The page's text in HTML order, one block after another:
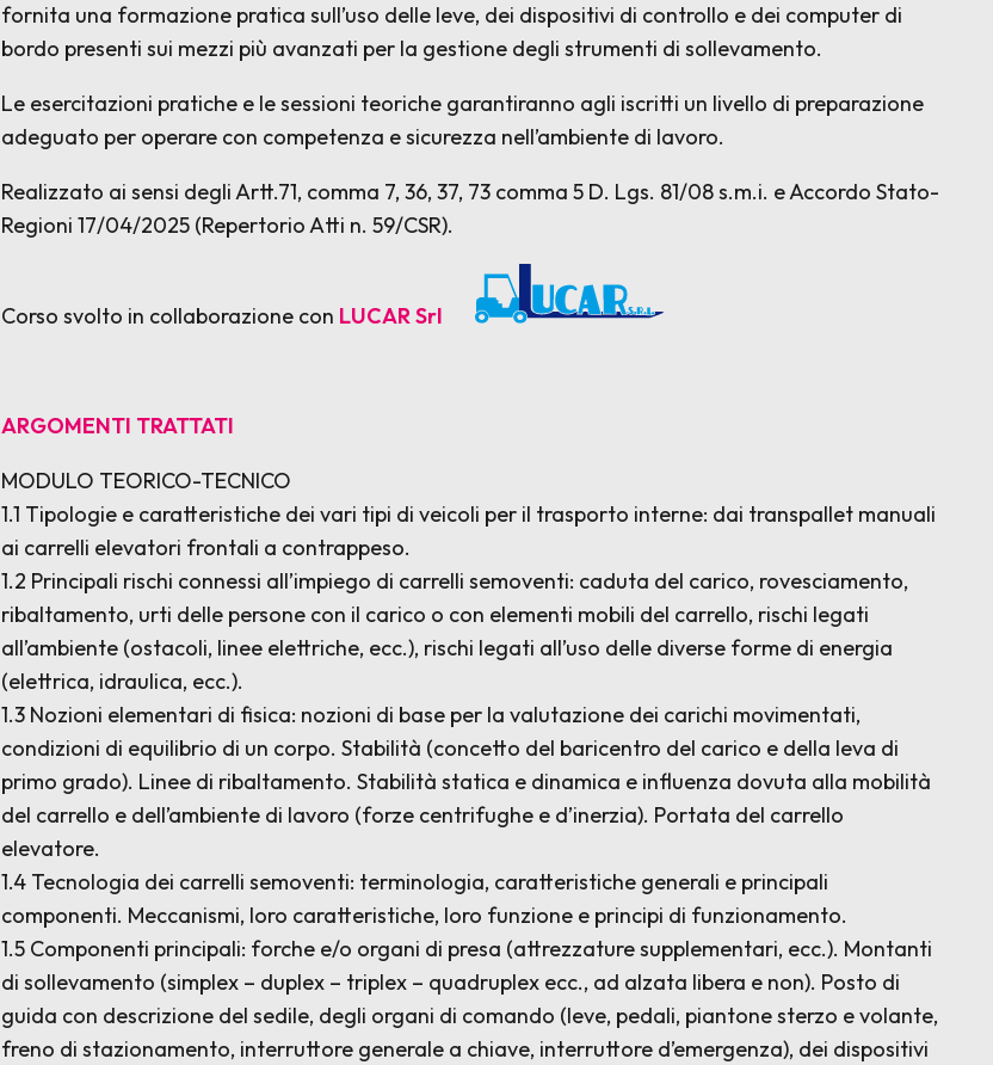
fornita una formazione pratica sull’uso delle leve, dei dispositivi di controllo e dei computer di
bordo presenti sui mezzi più avanzati per la gestione degli strumenti di sollevamento.
Le esercitazioni pratiche e le sessioni teoriche garantiranno agli iscritti un livello di preparazione
adeguato per operare con competenza e sicurezza nell’ambiente di lavoro.
Realizzato ai sensi degli Artt.71, comma 7, 36, 37, 73 comma 5 D. Lgs. 81/08 s.m.i. e Accordo Stato-
Regioni 17/04/2025 (Repertorio Atti n. 59/CSR).
Corso svolto in collaborazione con LUCAR Srl
ARGOMENTI TRATTATI
MODULO TEORICO-TECNICO
1.1 Tipologie e caratteristiche dei vari tipi di veicoli per il trasporto interne: dai transpallet manuali
ai carrelli elevatori frontali a contrappeso.
1.2 Principali rischi connessi all’impiego di carrelli semoventi: caduta del carico, rovesciamento,
ribaltamento, urti delle persone con il carico o con elementi mobili del carrello, rischi legati
all’ambiente (ostacoli, linee elettriche, ecc.), rischi legati all’uso delle diverse forme di energia
(elettrica, idraulica, ecc.).
1.3 Nozioni elementari di fisica: nozioni di base per la valutazione dei carichi movimentati,
condizioni di equilibrio di un corpo. Stabilità (concetto del baricentro del carico e della leva di
primo grado). Linee di ribaltamento. Stabilità statica e dinamica e influenza dovuta alla mobilità
del carrello e dell’ambiente di lavoro (forze centrifughe e d’inerzia). Portata del carrello
elevatore.
1.4 Tecnologia dei carrelli semoventi: terminologia, caratteristiche generali e principali
componenti. Meccanismi, loro caratteristiche, loro funzione e principi di funzionamento.
1.5 Componenti principali: forche e/o organi di presa (attrezzature supplementari, ecc.). Montanti
di sollevamento (simplex – duplex – triplex – quadruplex ecc., ad alzata libera e non). Posto di
guida con descrizione del sedile, degli organi di comando (leve, pedali, piantone sterzo e volante,
freno di stazionamento, interruttore generale a chiave, interruttore d’emergenza), dei dispositivi